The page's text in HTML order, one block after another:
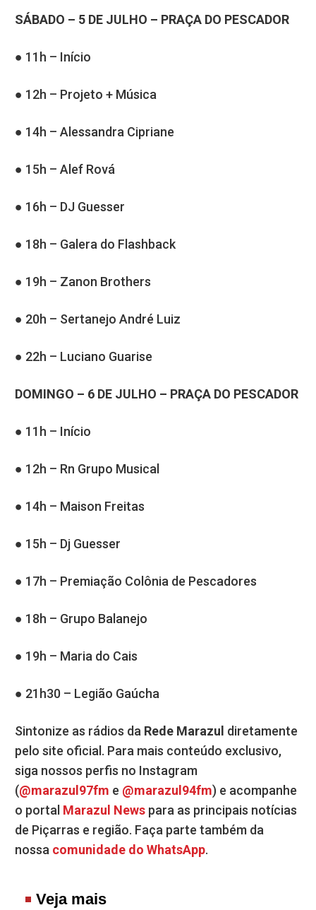
SÁBADO – 5 DE JULHO – PRAÇA DO PESCADOR
● 11h – Início
● 12h – Projeto + Música
● 14h – Alessandra Cipriane
● 15h – Alef Rová
● 16h – DJ Guesser
● 18h – Galera do Flashback
● 19h – Zanon Brothers
● 20h – Sertanejo André Luiz
● 22h – Luciano Guarise
DOMINGO – 6 DE JULHO – PRAÇA DO PESCADOR
● 11h – Início
● 12h – Rn Grupo Musical
● 14h – Maison Freitas
● 15h – Dj Guesser
● 17h – Premiação Colônia de Pescadores
● 18h – Grupo Balanejo
● 19h – Maria do Cais
● 21h30 – Legião Gaúcha
Sintonize as rádios da Rede Marazul diretamente
pelo site oficial. Para mais conteúdo exclusivo,
siga nossos perfis no Instagram
(@marazul97fm e @marazul94fm) e acompanhe
o portal Marazul News para as principais notícias
de Piçarras e região. Faça parte também da
nossa comunidade do WhatsApp.
Veja mais